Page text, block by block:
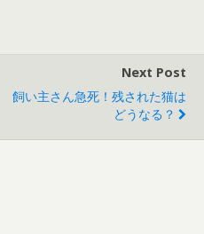
Next Post
飼い主さん急死！残された猫は
どうなる？